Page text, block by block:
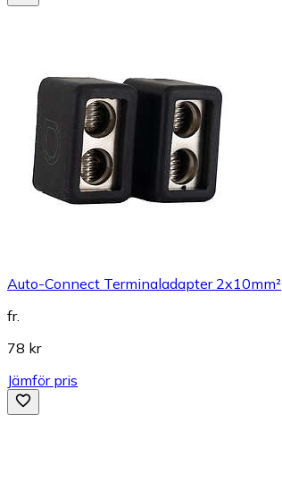
Auto-Connect Terminaladapter 2x10mm²
fr.
78 kr
Jämför pris